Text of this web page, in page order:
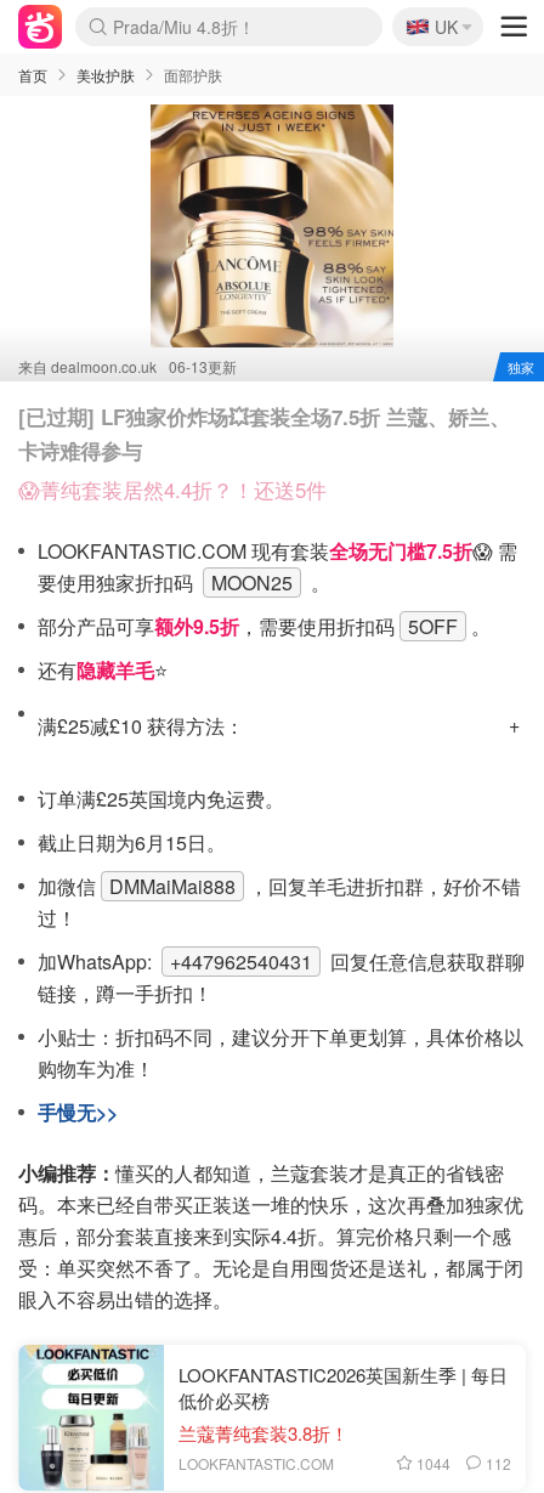
麦卢卡蜂蜜夏促！个位数！
Prada/Miu 4.8折！
啥？必胜客披萨5折！
🇬🇧
UK
首页 美妆护肤 面部护肤
来自 dealmoon.co.uk 06-13更新 独家
[已过期] LF独家价炸场💥套装全场7.5折 兰蔻、娇兰、
卡诗难得参与
😱菁纯套装居然4.4折？！还送5件
LOOKFANTASTIC.COM 现有套装全场无门槛7.5折😱 需
要使用独家折扣码
MOON25
。
部分产品可享额外9.5折，需要使用折扣码 5OFF 。
还有隐藏羊毛⭐
满£25减£10 获得方法：
订单满£25英国境内免运费。
截止日期为6月15日。
加微信 DMMaiMai888
，回复羊毛进折扣群，好价不错
过！
加WhatsApp:
+447962540431
回复任意信息获取群聊
链接，蹲一手折扣！
小贴士：折扣码不同，建议分开下单更划算，具体价格以
购物车为准！
手慢无>>
小编推荐：懂买的人都知道，兰蔻套装才是真正的省钱密
码。本来已经自带买正装送一堆的快乐，这次再叠加独家优
惠后，部分套装直接来到实际4.4折。算完价格只剩一个感
受：单买突然不香了。无论是自用囤货还是送礼，都属于闭
眼入不容易出错的选择。
LOOKFANTASTIC2026英国新生季 | 每日
低价必买榜
兰蔻菁纯套装3.8折！
LOOKFANTASTIC.COM 1044 112